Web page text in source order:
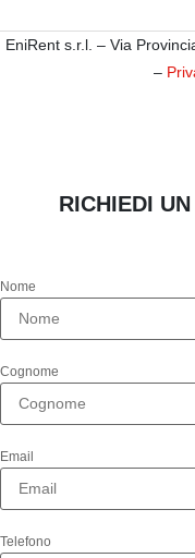
EniRent s.r.l. – Via
–
RICHIEDI
Nome
Cognome
Email
Telefono